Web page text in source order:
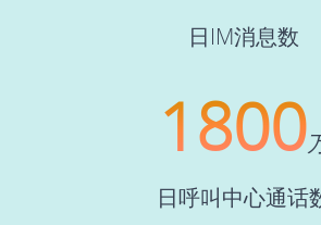
日IM消息数
1800
日呼叫中心通话